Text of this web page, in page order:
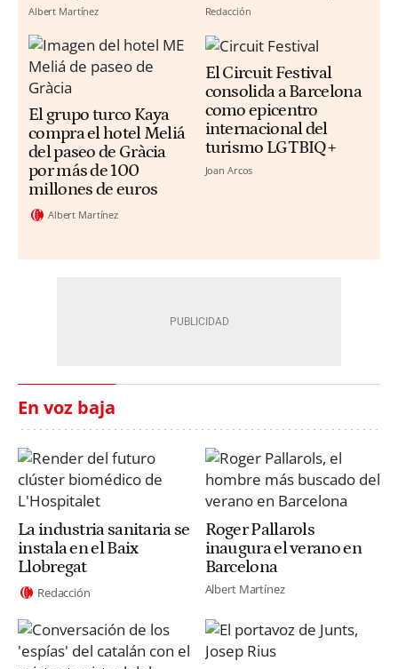
Albert Martínez Redacción
El grupo turco Kaya
compra el hotel Meliá
del paseo de Gràcia
por más de 100
millones de euros
Albert Martínez
El Circuit Festival
consolida a Barcelona
como epicentro
internacional del
turismo LGTBIQ+
Joan Arcos
En voz baja
La industria sanitaria se
instala en el Baix
Llobregat
Redacción
Roger Pallarols
inaugura el verano en
Barcelona
Albert Martínez